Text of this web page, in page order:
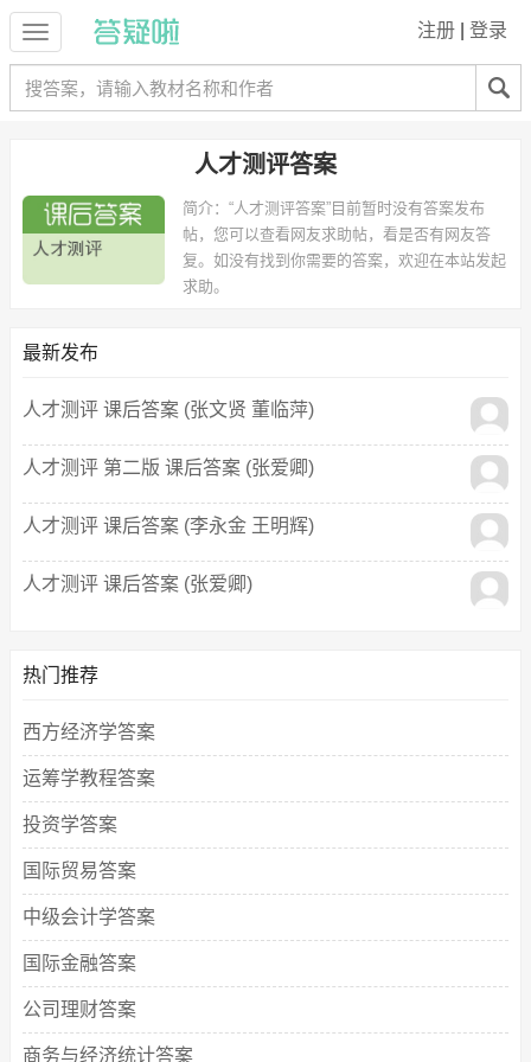
注册 登录
人才测评答案
简介： “人才测评答案”目前暂时没有答案发布
帖，您可以查看网友求助帖，看是否有网友答
复。如没有找到你需要的答案，欢迎在本站发起
求助。
最新发布
人才测评 课后答案 (张文贤 董临萍)
人才测评 第二版 课后答案 (张爱卿)
人才测评 课后答案 (李永金 王明辉)
人才测评 课后答案 (张爱卿)
热门推荐
西方经济学答案
运筹学教程答案
投资学答案
国际贸易答案
中级会计学答案
国际金融答案
公司理财答案
商务与经济统计答案